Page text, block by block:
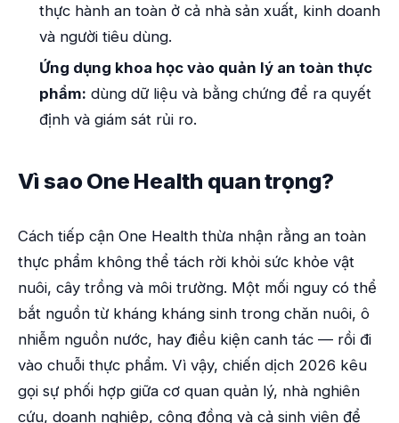
thực hành an toàn ở cả nhà sản xuất, kinh doanh
và người tiêu dùng.
Ứng dụng khoa học vào quản lý an toàn thực
phẩm: dùng dữ liệu và bằng chứng để ra quyết
định và giám sát rủi ro.
Vì sao One Health quan trọng?
Cách tiếp cận One Health thừa nhận rằng an toàn
thực phẩm không thể tách rời khỏi sức khỏe vật
nuôi, cây trồng và môi trường. Một mối nguy có thể
bắt nguồn từ kháng kháng sinh trong chăn nuôi, ô
nhiễm nguồn nước, hay điều kiện canh tác — rồi đi
vào chuỗi thực phẩm. Vì vậy, chiến dịch 2026 kêu
gọi sự phối hợp giữa cơ quan quản lý, nhà nghiên
cứu, doanh nghiệp, cộng đồng và cả sinh viên để